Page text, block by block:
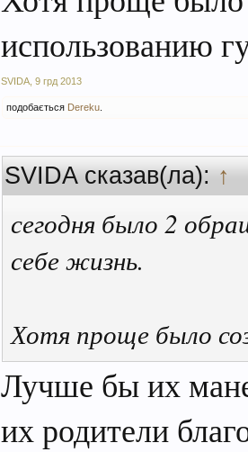
использованию
SVIDA ,9 грд 2013
подобається Dereku
SVIDA сказав(ла):↑
сегодня было 2
себе жизнь.
Хотя проще было
Лучше бы их
их родители